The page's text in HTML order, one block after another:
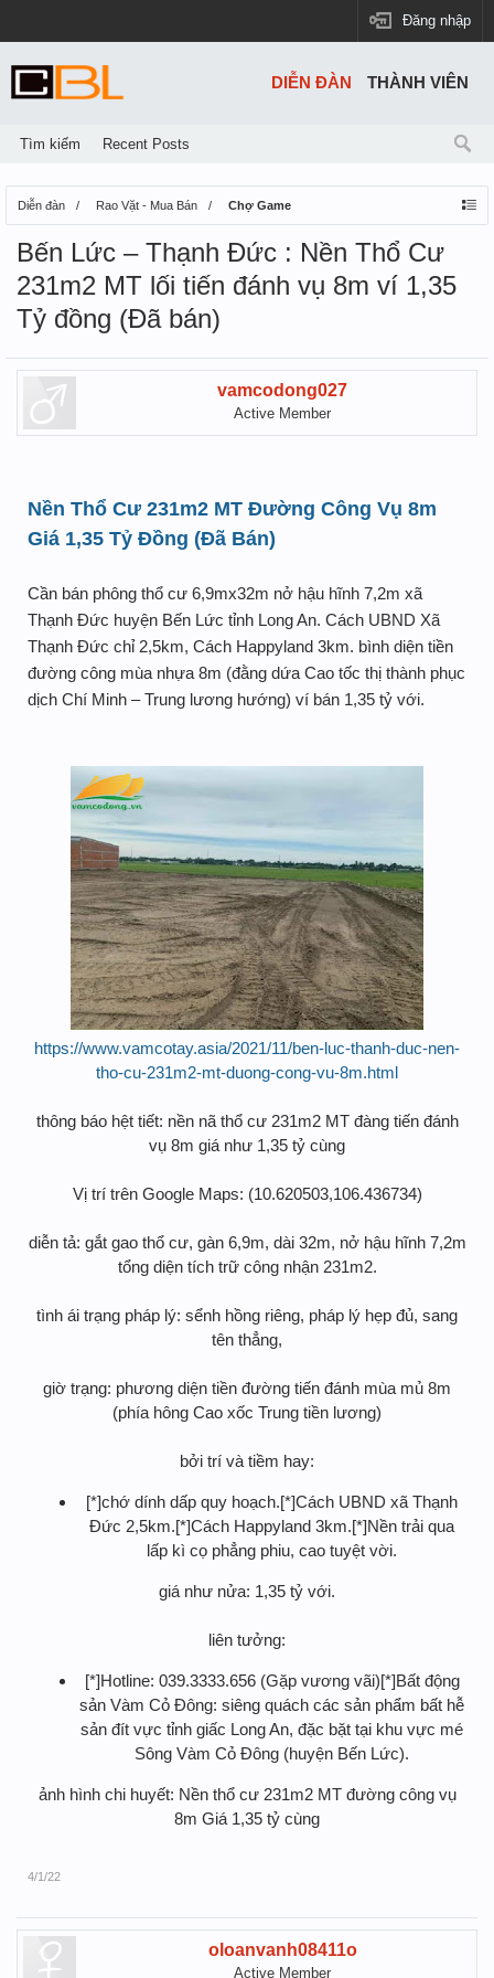
Đăng nhập
Diễn đàn Rao Vặt - Mua Bán Chợ Game
Bến Lức – Thạnh Đức : Nền Thổ Cư
231m2 MT lối tiến đánh vụ 8m ví 1,35
Tỷ đồng (Đã bán)
vamcodong027
Active Member
Nền Thổ Cư 231m2 MT Đường Công Vụ 8m
Giá 1,35 Tỷ Đồng (Đã Bán)
Cần bán phông thổ cư 6,9mx32m nở hậu hĩnh 7,2m xã
Thạnh Đức huyện Bến Lức tỉnh Long An. Cách UBND Xã
Thạnh Đức chỉ 2,5km, Cách Happyland 3km. bình diện tiền
đường công mùa nhựa 8m (đằng dứa Cao tốc thị thành phục
dịch Chí Minh – Trung lương hướng) ví bán 1,35 tỷ với.
https://www.vamcotay.asia/2021/11/ben-luc-thanh-duc-nen-
tho-cu-231m2-mt-duong-cong-vu-8m.html
thông báo hệt tiết: nền nã thổ cư 231m2 MT đàng tiến đánh
vụ 8m giá như 1,35 tỷ cùng
Vị trí trên Google Maps: (10.620503,106.436734)
diễn tả: gắt gao thổ cư, gàn 6,9m, dài 32m, nở hậu hĩnh 7,2m
tổng diện tích trữ công nhận 231m2.
tình ái trạng pháp lý: sểnh hồng riêng, pháp lý hẹp đủ, sang
tên thẳng,
giờ trạng: phương diện tiền đường tiến đánh mùa mủ 8m
(phía hông Cao xốc Trung tiền lương)
bởi trí và tiềm hay:
[*]chớ dính dấp quy hoạch.[*]Cách UBND xã Thạnh
Đức 2,5km.[*]Cách Happyland 3km.[*]Nền trải qua
lấp kì cọ phẳng phiu, cao tuyệt vời.
giá như nửa: 1,35 tỷ với.
liên tưởng:
[*]Hotline: 039.3333.656 (Gặp vương vãi)[*]Bất động
sản Vàm Cỏ Đông: siêng quách các sản phẩm bất hễ
sản đít vực tỉnh giấc Long An, đặc bặt tại khu vực mé
Sông Vàm Cỏ Đông (huyện Bến Lức).
ảnh hình chi huyết: Nền thổ cư 231m2 MT đường công vụ
8m Giá 1,35 tỷ cùng
4/1/22
oloanvanh08411o
Active Member
DIỄN ĐÀN
Tìm kiếm Recent Posts
THÀNH VIÊN